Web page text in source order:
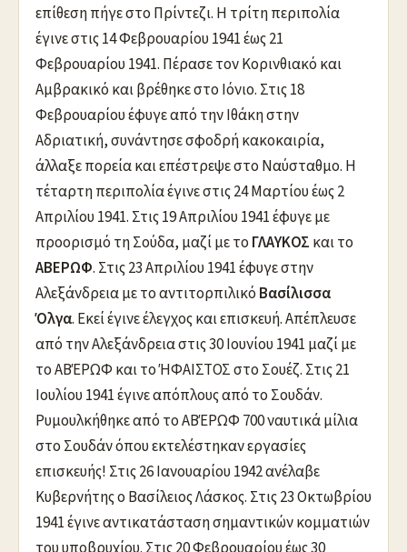
επίθεση πήγε στο Πρίντεζι. Η τρίτη περιπολία
έγινε στις 14 Φεβρουαρίου 1941 έως 21
Φεβρουαρίου 1941. Πέρασε τον Κορινθιακό και
Αμβρακικό και βρέθηκε στο Ιόνιο. Στις 18
Φεβρουαρίου έφυγε από την Ιθάκη στην
Αδριατική, συνάντησε σφοδρή κακοκαιρία,
άλλαξε πορεία και επέστρεψε στο Ναύσταθμο. Η
τέταρτη περιπολία έγινε στις 24 Μαρτίου έως 2
Απριλίου 1941. Στις 19 Απριλίου 1941 έφυγε με
προορισμό τη Σούδα, μαζί με το ΓΛΑΥΚΟΣ και το
ΑΒΕΡΩΦ. Στις 23 Απριλίου 1941 έφυγε στην
Αλεξάνδρεια με το αντιτορπιλικό Βασίλισσα
Όλγα. Εκεί έγινε έλεγχος και επισκευή. Απέπλευσε
από την Αλεξάνδρεια στις 30 Ιουνίου 1941 μαζί με
το ΑΒΈΡΩΦ και το ΉΦΑΙΣΤΟΣ στο Σουέζ. Στις 21
Ιουλίου 1941 έγινε απόπλους από το Σουδάν.
Ρυμουλκήθηκε από το ΑΒΈΡΩΦ 700 ναυτικά μίλια
στο Σουδάν όπου εκτελέστηκαν εργασίες
επισκευής! Στις 26 Ιανουαρίου 1942 ανέλαβε
Κυβερνήτης ο Βασίλειος Λάσκος. Στις 23 Οκτωβρίου
1941 έγινε αντικατάσταση σημαντικών κομματιών